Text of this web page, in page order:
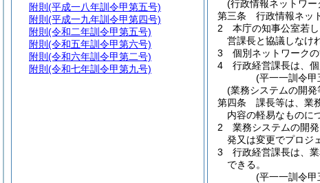
(行政情報ネットワー
第三条
行政情報ネッ
2
本庁の知事公室若
営課長と協議しなけ
3
個別ネットワーク
4
行政経営課長は、
(平一一訓令
(業務システムの開発
第四条
課長等は、業
内容の軽易なものに
2
業務システムの開
発又は変更でプロジ
3
行政経営課長は、
できる。
(平一一訓令
附則 (平成一八年訓令甲第五号)
附則 (平成一九年訓令甲第四号)
附則 (令和二年訓令甲第五号)
附則 (令和五年訓令甲第六号)
附則 (令和六年訓令甲第二号)
附則 (令和七年訓令甲第九号)